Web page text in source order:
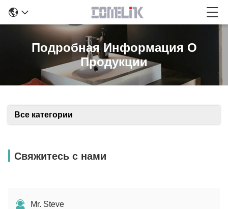
Подробная Информация О
Продукции
Все категории
Свяжитесь с нами
Mr. Steve